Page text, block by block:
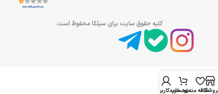
کلیه حقوق سایت برای سیلکا محفوظ است.
علاقه مندیسبد خرید
حساب کاربری من